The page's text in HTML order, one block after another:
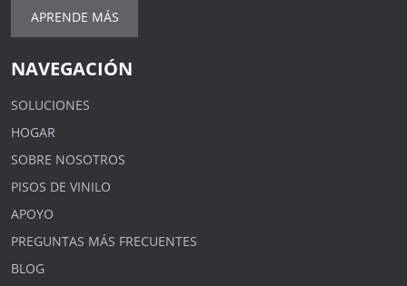
APRENDE MÁS
NAVEGACIÓN
SOLUCIONES
HOGAR
SOBRE NOSOTROS
PISOS DE VINILO
APOYO
PREGUNTAS MÁS FRECUENTES
BLOG